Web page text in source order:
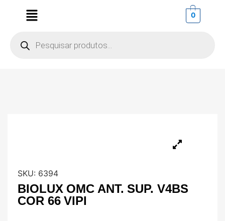
0
SKU: 6394
BIOLUX OMC ANT. SUP. V4BS
COR 66 VIPI